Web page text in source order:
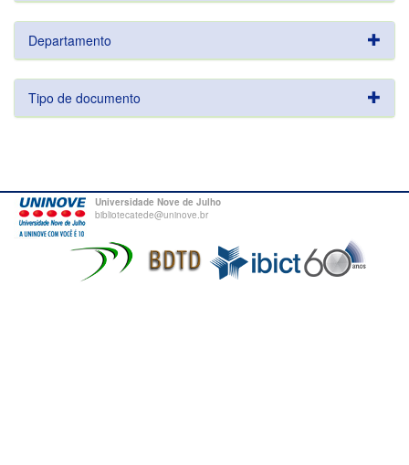
Departamento
Tipo de documento
Universidade Nove de Julho
bibliotecatede@uninove.br